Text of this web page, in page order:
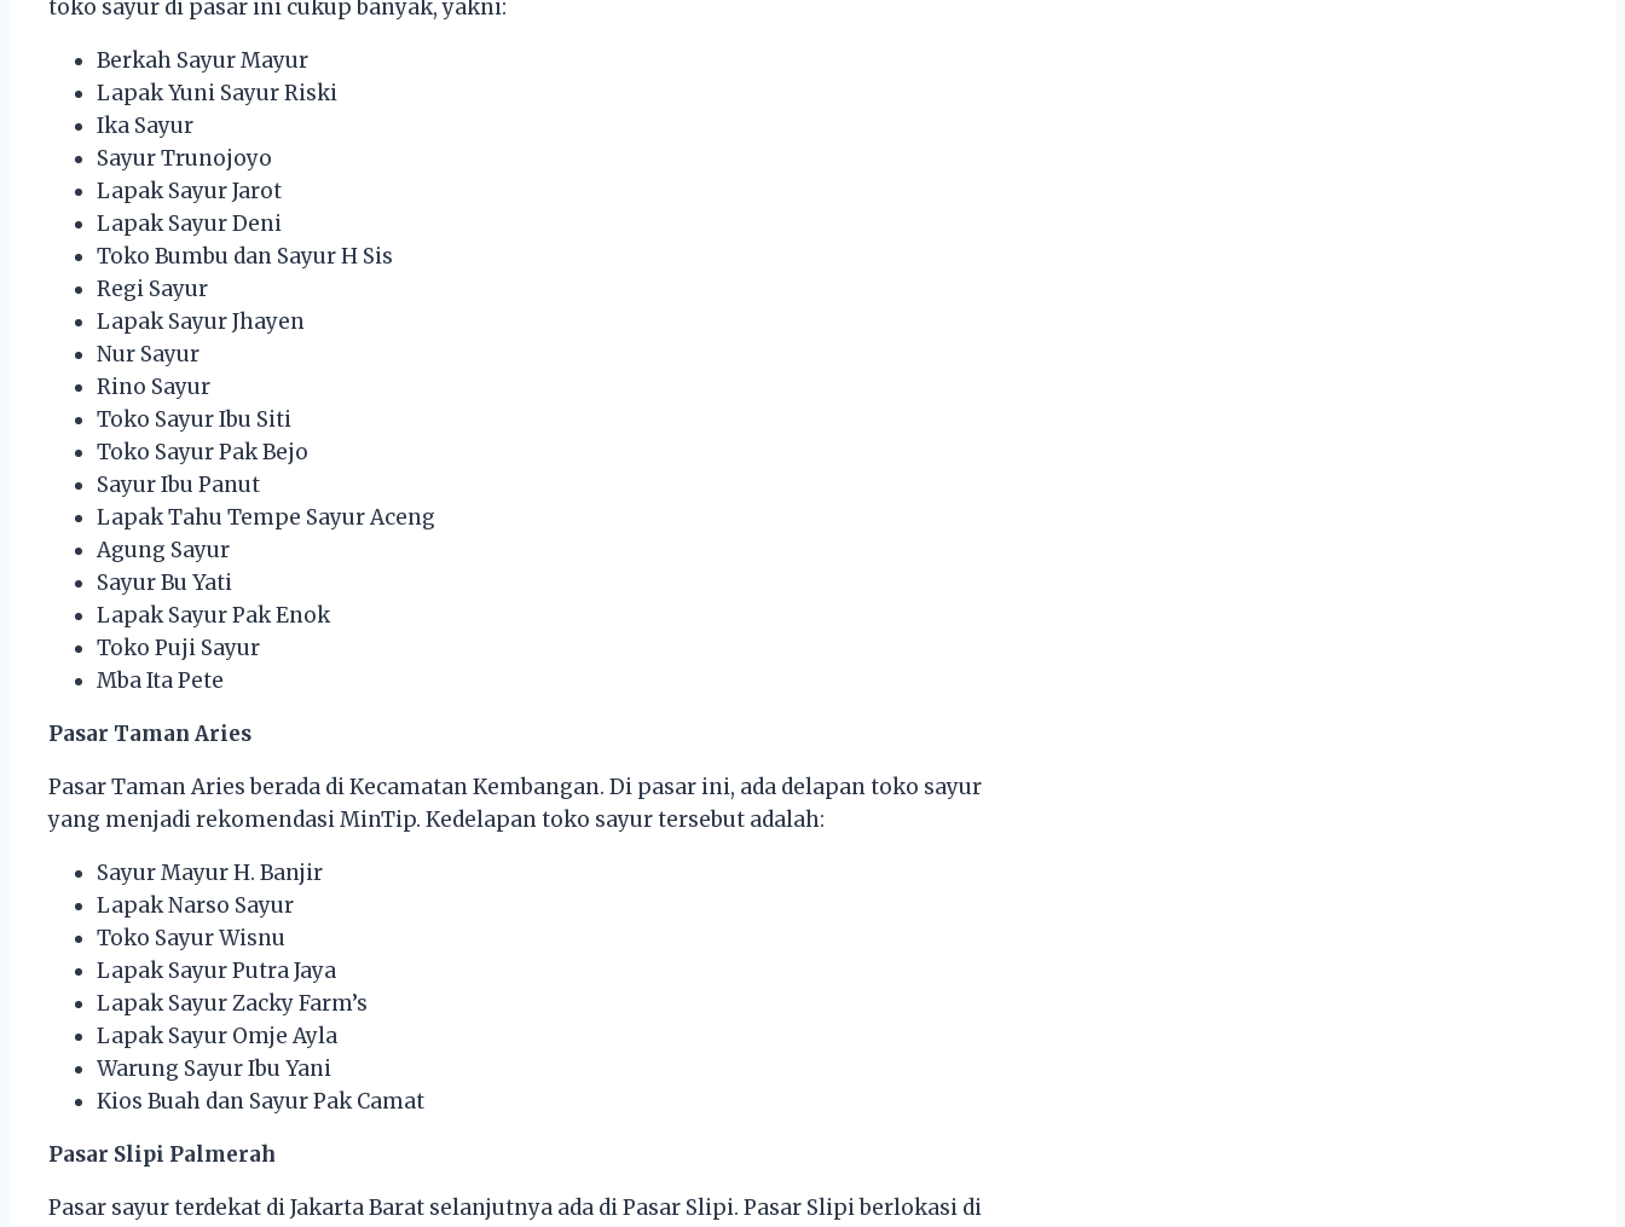
toko sayur di pasar ini cukup banyak, yakni:
Berkah Sayur Mayur
Lapak Yuni Sayur Riski
Ika Sayur
Sayur Trunojoyo
Lapak Sayur Jarot
Lapak Sayur Deni
Toko Bumbu dan Sayur H Sis
Regi Sayur
Lapak Sayur Jhayen
Nur Sayur
Rino Sayur
Toko Sayur Ibu Siti
Toko Sayur Pak Bejo
Sayur Ibu Panut
Lapak Tahu Tempe Sayur Aceng
Agung Sayur
Sayur Bu Yati
Lapak Sayur Pak Enok
Toko Puji Sayur
Mba Ita Pete
Pasar Taman Aries
Pasar Taman Aries berada di Kecamatan Kembangan. Di pasar ini, ada delapan toko sayur
yang menjadi rekomendasi MinTip. Kedelapan toko sayur tersebut adalah:
Sayur Mayur H. Banjir
Lapak Narso Sayur
Toko Sayur Wisnu
Lapak Sayur Putra Jaya
Lapak Sayur Zacky Farm’s
Lapak Sayur Omje Ayla
Warung Sayur Ibu Yani
Kios Buah dan Sayur Pak Camat
Pasar Slipi Palmerah
Pasar sayur terdekat di Jakarta Barat selanjutnya ada di Pasar Slipi. Pasar Slipi berlokasi di